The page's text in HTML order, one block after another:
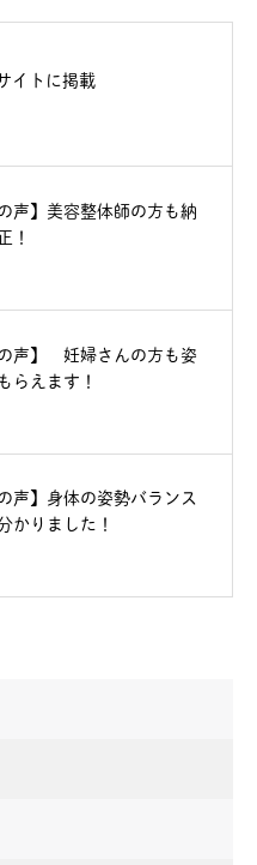
イトに掲載
声】美容整体師の方も納
！
の声】 妊婦さんの方も姿
らえます！
声】身体の姿勢バランス
かりました！